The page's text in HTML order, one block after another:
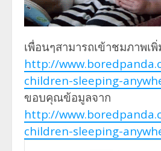
เพื่อนๆสามารถเข้าชมภาพเ
http://
children-sleeping-
ขอบคุณข้อมูลจาก
http://
children-sleeping-